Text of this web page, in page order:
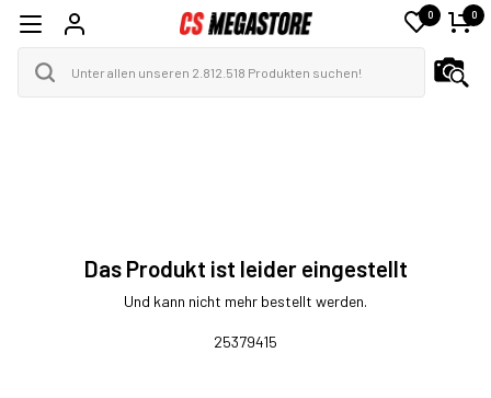
0 0
Das Produkt ist leider eingestellt
Und kann nicht mehr bestellt werden.
25379415